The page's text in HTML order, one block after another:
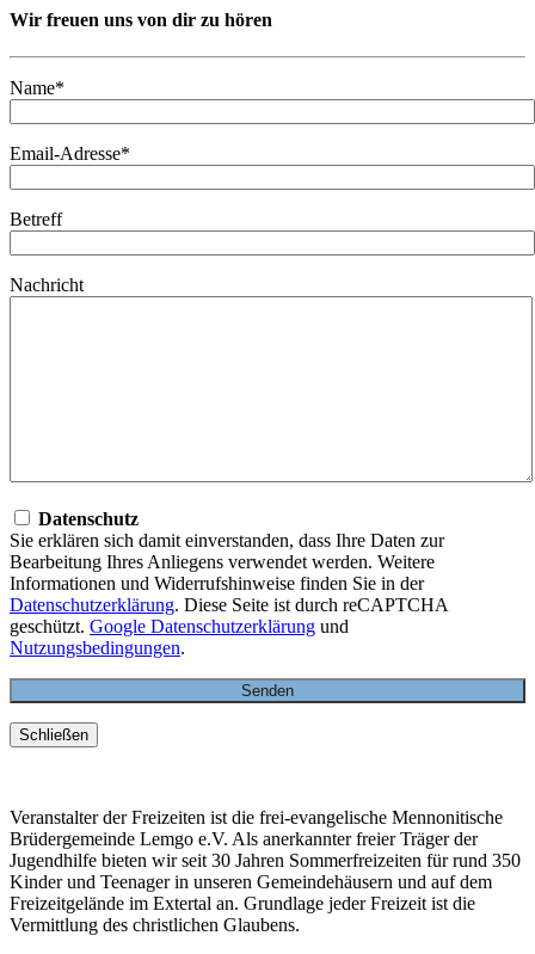
Wir freuen uns von dir zu hören
Name*
Email-Adresse*
Betreff
Nachricht
Datenschutz
Sie erklären sich damit einverstanden, dass Ihre Daten zur
Bearbeitung Ihres Anliegens verwendet werden. Weitere
Informationen und Widerrufshinweise finden Sie in der
Datenschutzerklärung. Diese Seite ist durch reCAPTCHA
geschützt. Google Datenschutzerklärung und
Nutzungsbedingungen.
Schließen
Veranstalter der Freizeiten ist die frei-evangelische Mennonitische
Brüdergemeinde Lemgo e.V. Als anerkannter freier Träger der
Jugendhilfe bieten wir seit 30 Jahren Sommerfreizeiten für rund 350
Kinder und Teenager in unseren Gemeindehäusern und auf dem
Freizeitgelände im Extertal an. Grundlage jeder Freizeit ist die
Vermittlung des christlichen Glaubens.